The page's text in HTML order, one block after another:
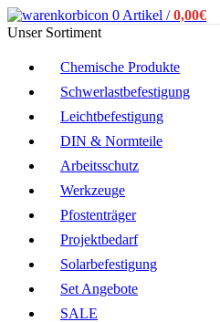
0 Artikel / 0,00€
Unser Sortiment
Chemische Produkte
Schwerlastbefestigung
Leichtbefestigung
DIN & Normteile
Arbeitsschutz
Werkzeuge
Pfostenträger
Projektbedarf
Solarbefestigung
Set Angebote
SALE